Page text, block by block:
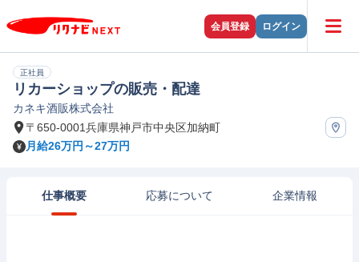
会員登録 ログイン
正社員
リカーショップの販売・配達
カネキ酒販株式会社
〒650-0001兵庫県神戸市中央区加納町
月給26万円～27万円
仕事概要 応募について 企業情報